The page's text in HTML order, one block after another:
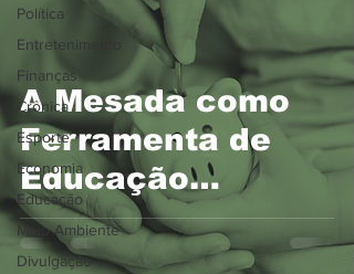
Política
Entretenimento
Finanças
Crônica
Esporte
Economia
Educação
Meio Ambiente
Divulgação
A Mesada como
Ferramenta de
Educação
Financeira: Ensine
Valor, Não Apenas